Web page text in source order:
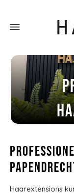
Home»
Haarextensions